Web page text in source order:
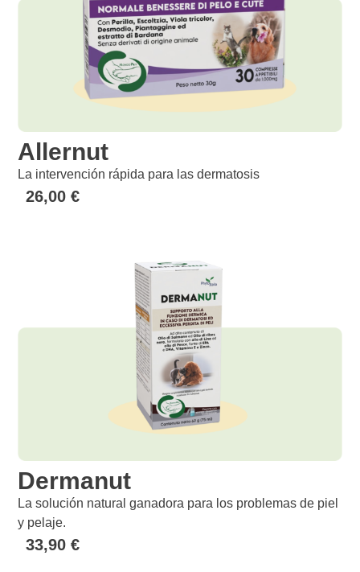
Allernut
La intervención rápida para las dermatosis
26,00€
Dermanut
La solución natural ganadora para los problemas de piel
y pelaje.
33,90€